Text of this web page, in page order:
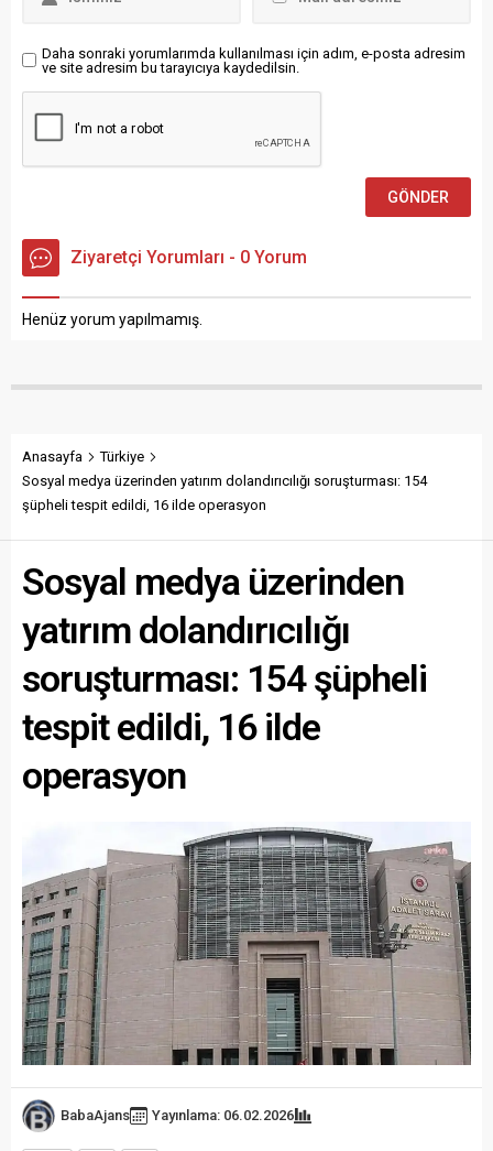
derhal başlamıştır.
Depremden...
36 yaşındaki tren görevlisi...
Daha sonraki yorumlarımda kullanılması için adım, e-posta adresim
ve site adresim bu tarayıcıya kaydedilsin.
Ziyaretçi Yorumları - 0 Yorum
Henüz yorum yapılmamış.
Anasayfa
Türkiye
Sosyal medya üzerinden yatırım dolandırıcılığı soruşturması: 154
şüpheli tespit edildi, 16 ilde operasyon
Sosyal medya üzerinden
yatırım dolandırıcılığı
soruşturması: 154 şüpheli
tespit edildi, 16 ilde
operasyon
BabaAjans Yayınlama: 06.02.2026